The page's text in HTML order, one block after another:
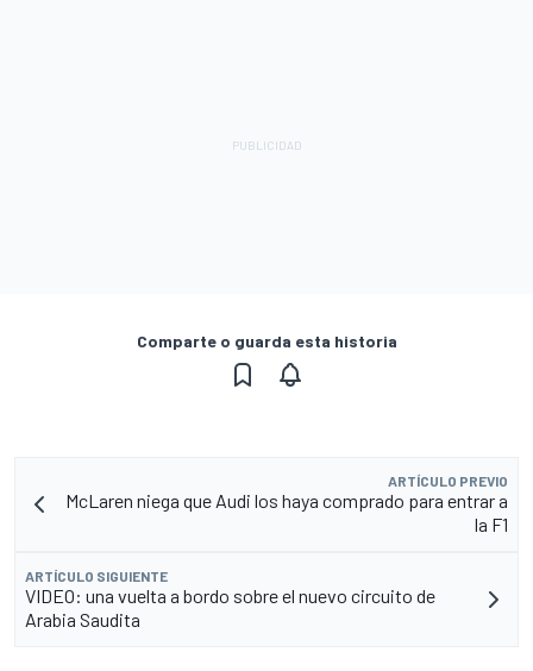
Comparte o guarda esta historia
ARTÍCULO PREVIO
McLaren niega que Audi los haya comprado para entrar a
la F1
ARTÍCULO SIGUIENTE
VIDEO: una vuelta a bordo sobre el nuevo circuito de
Arabia Saudita